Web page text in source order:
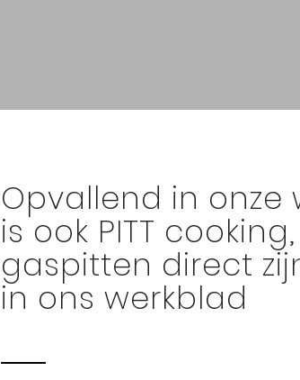
Opvallend in onze
is ook PITT
gaspitten direct
in ons werkblad